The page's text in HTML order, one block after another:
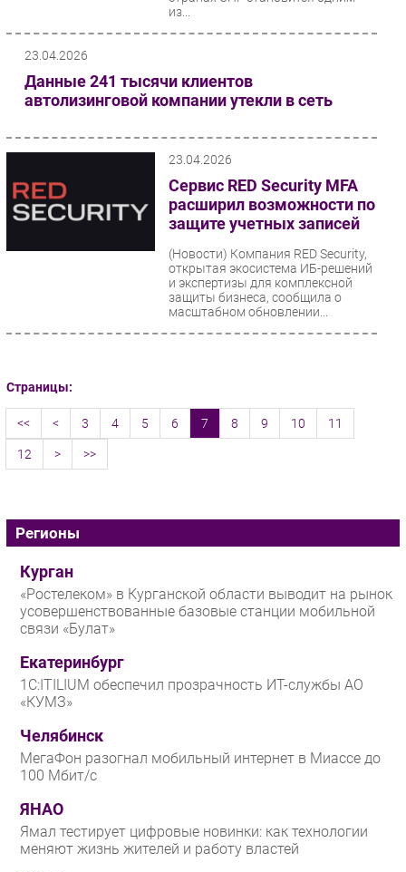
из...
23.04.2026
Данные 241 тысячи клиентов
автолизинговой компании утекли в сеть
23.04.2026
Сервис RED Security MFA
расширил возможности по
защите учетных записей
(Новости) Компания RED Security,
открытая экосистема ИБ-решений
и экспертизы для комплексной
защиты бизнеса, сообщила о
масштабном обновлении...
Страницы:
<< < 3 4 5 6 7 8 9 10 11
12 > >>
Регионы
Курган
«Ростелеком» в Курганской области выводит на рынок
усовершенствованные базовые станции мобильной
связи «Булат»
Екатеринбург
1С:ITILIUM обеспечил прозрачность ИТ-службы АО
«КУМЗ»
Челябинск
МегаФон разогнал мобильный интернет в Миассе до
100 Мбит/с
ЯНАО
Ямал тестирует цифровые новинки: как технологии
меняют жизнь жителей и работу властей